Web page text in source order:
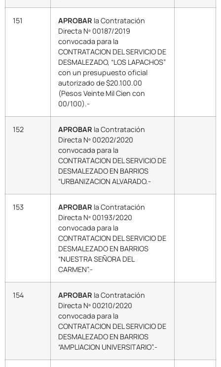
151 APROBAR la Contratación
Directa Nº 00187/2019
convocada para la
CONTRATACION DEL SERVICIO DE
DESMALEZADO, “LOS LAPACHOS”
con un presupuesto oficial
autorizado de $20.100.00
(Pesos Veinte Mil Cien con
00/100).-
152 APROBAR la Contratación
Directa Nº 00202/2020
convocada para la
CONTRATACION DEL SERVICIO DE
DESMALEZADO EN BARRIOS
“URBANIZACION ALVARADO.-
153 APROBAR la Contratación
Directa Nº 00193/2020
convocada para la
CONTRATACION DEL SERVICIO DE
DESMALEZADO EN BARRIOS
“NUESTRA SEÑORA DEL
CARMEN”.-
154 APROBAR la Contratación
Directa Nº 00210/2020
convocada para la
CONTRATACION DEL SERVICIO DE
DESMALEZADO EN BARRIOS
“AMPLIACION UNIVERSITARIO”.-